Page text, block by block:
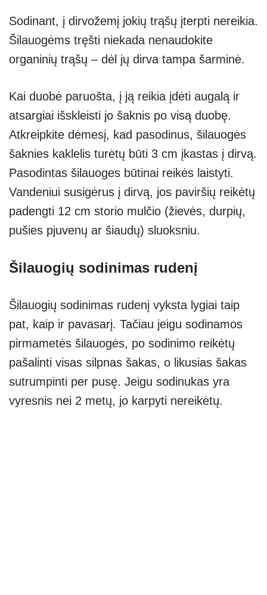
Sodinant, į dirvožemį jokių trąšų įterpti nereikia.
Šilauogėms tręšti niekada nenaudokite
organinių trąšų – dėl jų dirva tampa šarminė.
Kai duobė paruošta, į ją reikia įdėti augalą ir
atsargiai išskleisti jo šaknis po visą duobę.
Atkreipkite dėmesį, kad pasodinus, šilauogės
šaknies kaklelis turėtų būti 3 cm įkastas į dirvą.
Pasodintas šilauoges būtinai reikės laistyti.
Vandeniui susigėrus į dirvą, jos paviršių reikėtų
padengti 12 cm storio mulčio (žievės, durpių,
pušies pjuvenų ar šiaudų) sluoksniu.
Šilauogių sodinimas rudenį
Šilauogių sodinimas rudenį vyksta lygiai taip
pat, kaip ir pavasarį. Tačiau jeigu sodinamos
pirmametės šilauogės, po sodinimo reikėtų
pašalinti visas silpnas šakas, o likusias šakas
sutrumpinti per pusę. Jeigu sodinukas yra
vyresnis nei 2 metų, jo karpyti nereikėtų.